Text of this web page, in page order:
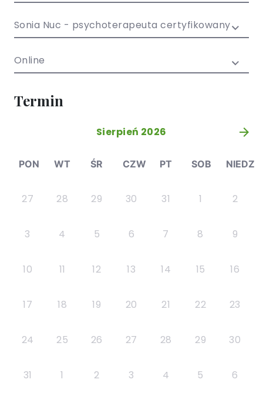
dla dzieci i
młodzieży
Sonia Nuc - psychoterapeuta certyfikowany
Online
Termin
Sierpień 2026 »
PON WT ŚR CZW PT SOB NIEDZ
27 28 29 30 31 1 2
3 4 5 6 7 8 9
10 11 12 13 14 15 16
17 18 19 20 21 22 23
24 25 26 27 28 29 30
31 1 2 3 4 5 6